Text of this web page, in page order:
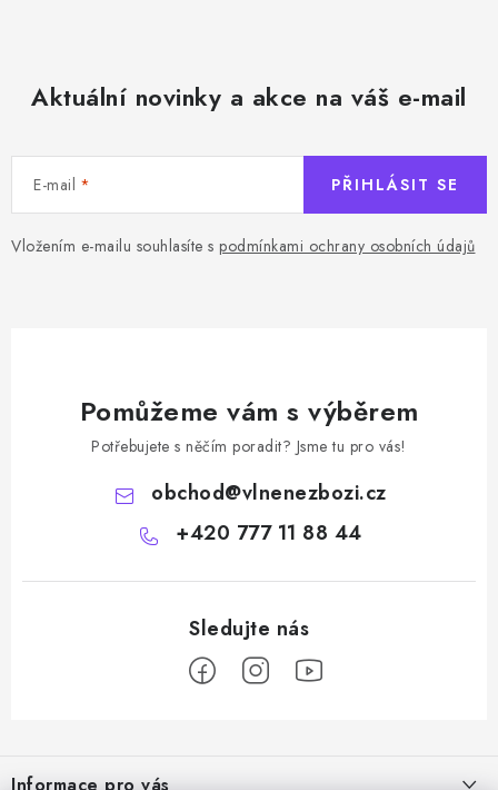
Aktuální novinky a akce na váš e-mail
E-mail
Vložením e-mailu souhlasíte s podmínkami ochrany osobních údajů
PŘIHLÁSIT SE
Pomůžeme vám s výběrem
Potřebujete s něčím poradit? Jsme tu pro vás!
obchod@vlnenezbozi.cz
+420 777 11 88 44
Informace pro vás